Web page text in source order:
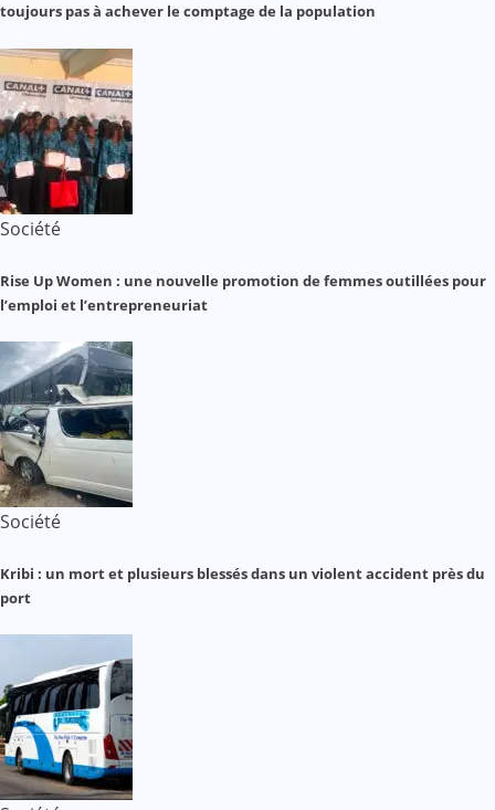
toujours pas à achever le comptage de la population
Société
Rise Up Women : une nouvelle promotion de femmes outillées pour
l’emploi et l’entrepreneuriat
Société
Kribi : un mort et plusieurs blessés dans un violent accident près du
port